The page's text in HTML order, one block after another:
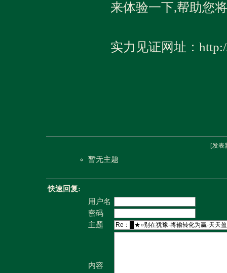
来体验一下,帮助您
实力见证网址：
[发表
暂无主题
快速回复:
用户名
密码
主题
内容